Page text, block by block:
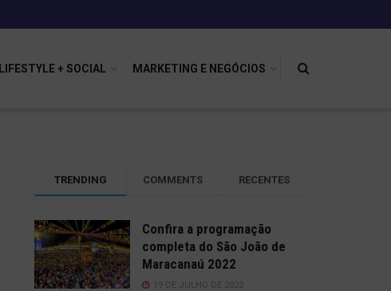
LIFESTYLE + SOCIAL MARKETING E NEGÓCIOS
TRENDING COMMENTS RECENTES
Confira a programação
completa do São João de
Maracanaú 2022
19 DE JULHO DE 2022